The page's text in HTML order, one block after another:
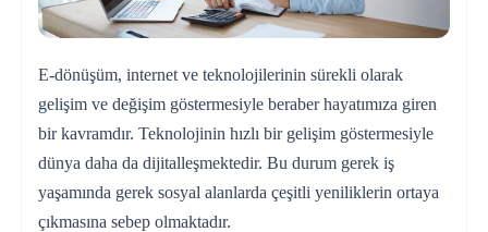
E-dönüşüm, internet ve teknolojilerinin sürekli olarak
gelişim ve değişim göstermesiyle beraber hayatımıza giren
bir kavramdır. Teknolojinin hızlı bir gelişim göstermesiyle
dünya daha da dijitalleşmektedir. Bu durum gerek iş
yaşamında gerek sosyal alanlarda çeşitli yeniliklerin ortaya
çıkmasına sebep olmaktadır.